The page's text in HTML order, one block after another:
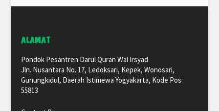
ALAMAT
Pondok Pesantren Darul Quran Wal Irsyad
Jln. Nusantara No. 17, Ledoksari, Kepek, Wonosari,
Gunungkidul, Daerah Istimewa Yogyakarta, Kode Pos:
55813